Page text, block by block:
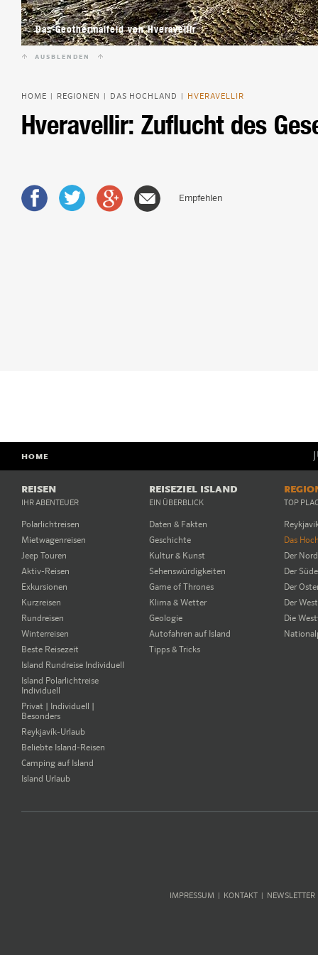
Camping auf Island
Island Urlaub
Das Geothermalfeld von Hveravellir
AUSBLENDEN
HOME REGIONEN DAS HOCHLAND HVERAVELLIR
Hveravellir: Zuflucht des
Empfehlen
HOME
REISEN
IHR ABENTEUER
Polarlichtreisen
Mietwagenreisen
Jeep Touren
Aktiv-Reisen
Exkursionen
Kurzreisen
Rundreisen
Winterreisen
Beste Reisezeit
Island Rundreise Individuell
Island Polarlichtreise
Individuell
Privat | Individuell |
Besonders
Reykjavík-Urlaub
Beliebte Island-Reisen
Camping auf Island
Island Urlaub
REISEZIEL ISLAND
EIN ÜBERBLICK
Daten & Fakten
Geschichte
Kultur & Kunst
Sehenswürdigkeiten
Game of Thrones
Klima & Wetter
Geologie
Autofahren auf Island
Tipps & Tricks
TOP
Das
Der
Der
Der
Der
Die
IMPRESSUM KONTAKT NEWSLETTER